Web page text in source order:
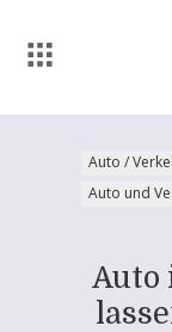
Auto /
Auto und
Auto